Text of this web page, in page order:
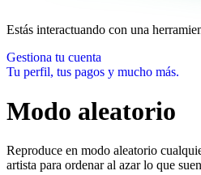
Estás interactuando con una
Gestiona tu cuenta
Tu perfil, tus pagos y mucho más.
Modo aleatorio
Reproduce en modo aleatorio
artista para ordenar al azar lo que